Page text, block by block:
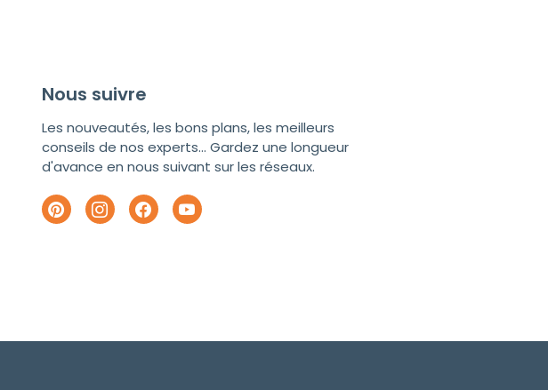
Nous suivre
Les nouveautés, les bons plans, les meilleurs
conseils de nos experts... Gardez une longueur
d'avance en nous suivant sur les réseaux.